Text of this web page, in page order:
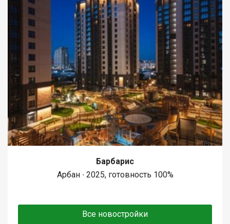
Барбарис
Арбан ∙ 2025, готовность 100%
Все новостройки